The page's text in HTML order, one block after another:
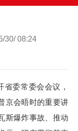
30/ 08:24
委常委会会议，
京会晤时的重要讲
斯爆炸事故、推动